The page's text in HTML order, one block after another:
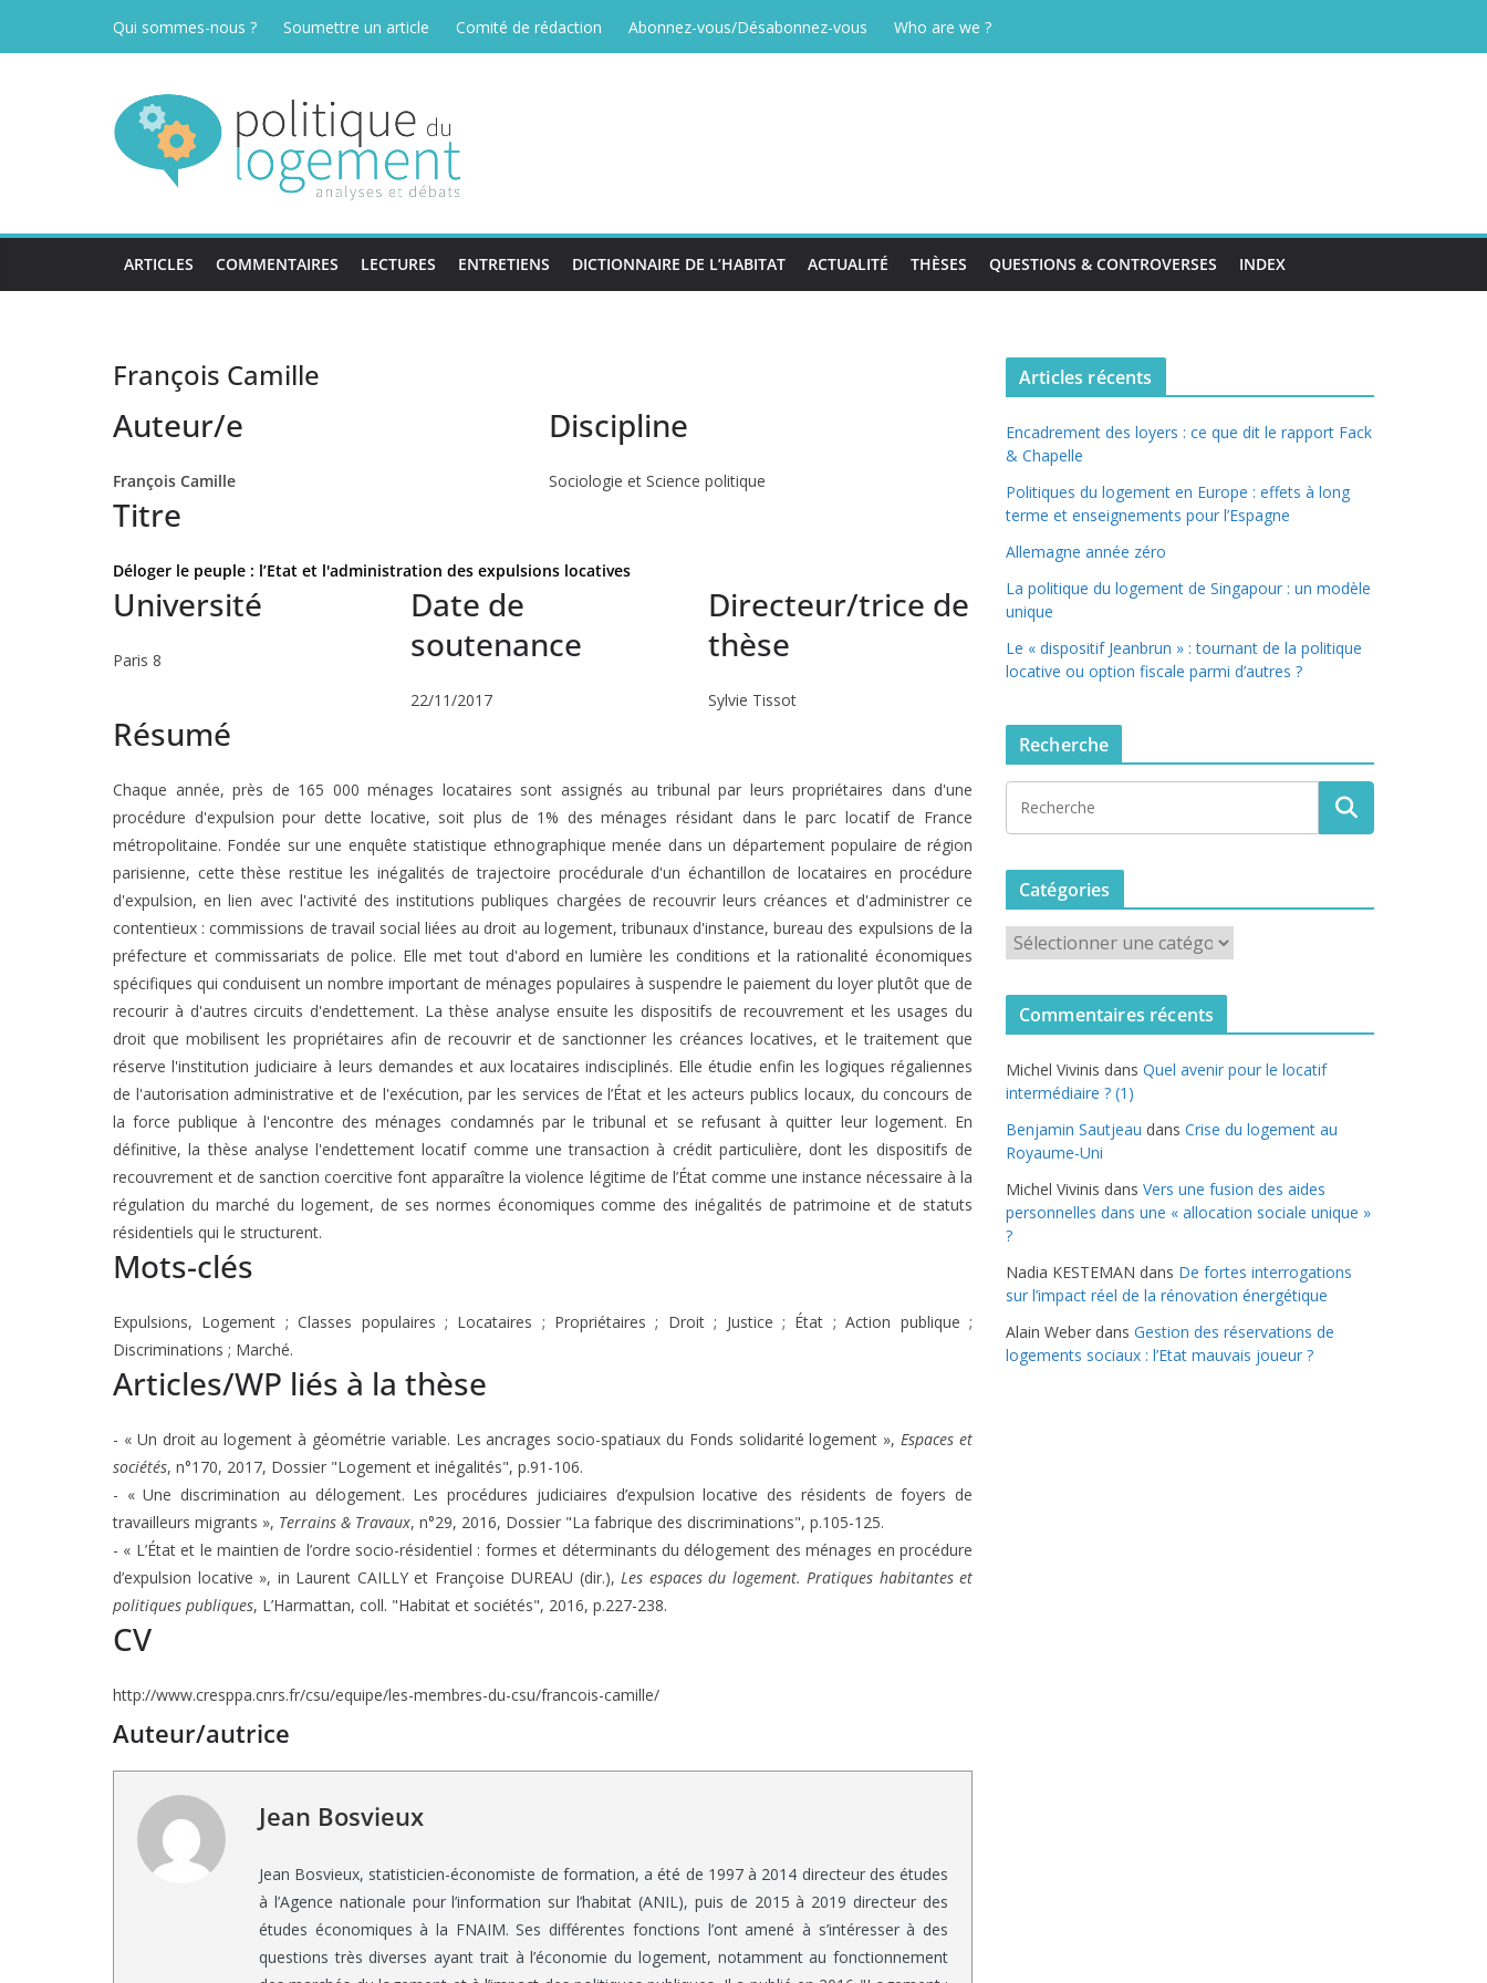
Qui sommes-nous ? Soumettre un article Comité de rédaction Abonnez-vous/Désabonnez-vous Who are we ?
ARTICLES COMMENTAIRES LECTURES ENTRETIENS DICTIONNAIRE DE L’HABITAT ACTUALITÉ THÈSES QUESTIONS & CONTROVERSES INDEX
François Camille
Auteur/e
François Camille
Discipline
Sociologie et Science politique
Titre
Déloger le peuple : l’Etat et l'administration des expulsions locatives
Université
Paris 8
Date de
soutenance
22/11/2017
Directeur/trice de
thèse
Sylvie Tissot
Résumé
Chaque année, près de 165 000 ménages locataires sont assignés au tribunal par leurs propriétaires dans d'une
procédure d'expulsion pour dette locative, soit plus de 1% des ménages résidant dans le parc locatif de France
métropolitaine. Fondée sur une enquête statistique ethnographique menée dans un département populaire de région
parisienne, cette thèse restitue les inégalités de trajectoire procédurale d'un échantillon de locataires en procédure
d'expulsion, en lien avec l'activité des institutions publiques chargées de recouvrir leurs créances et d'administrer ce
contentieux : commissions de travail social liées au droit au logement, tribunaux d'instance, bureau des expulsions de la
préfecture et commissariats de police. Elle met tout d'abord en lumière les conditions et la rationalité économiques
spécifiques qui conduisent un nombre important de ménages populaires à suspendre le paiement du loyer plutôt que de
recourir à d'autres circuits d'endettement. La thèse analyse ensuite les dispositifs de recouvrement et les usages du
droit que mobilisent les propriétaires afin de recouvrir et de sanctionner les créances locatives, et le traitement que
réserve l'institution judiciaire à leurs demandes et aux locataires indisciplinés. Elle étudie enfin les logiques régaliennes
de l'autorisation administrative et de l'exécution, par les services de l’État et les acteurs publics locaux, du concours de
la force publique à l'encontre des ménages condamnés par le tribunal et se refusant à quitter leur logement. En
définitive, la thèse analyse l'endettement locatif comme une transaction à crédit particulière, dont les dispositifs de
recouvrement et de sanction coercitive font apparaître la violence légitime de l’État comme une instance nécessaire à la
régulation du marché du logement, de ses normes économiques comme des inégalités de patrimoine et de statuts
résidentiels qui le structurent.
Mots-clés
Expulsions, Logement ; Classes populaires ; Locataires ; Propriétaires ; Droit ; Justice ; État ; Action publique ;
Discriminations ; Marché.
Articles/WP liés à la thèse
- « Un droit au logement à géométrie variable. Les ancrages socio-spatiaux du Fonds solidarité logement », Espaces et
sociétés, n°170, 2017, Dossier "Logement et inégalités", p.91-106.
- « Une discrimination au délogement. Les procédures judiciaires d’expulsion locative des résidents de foyers de
travailleurs migrants », Terrains & Travaux, n°29, 2016, Dossier "La fabrique des discriminations", p.105-125.
- « L’État et le maintien de l’ordre socio-résidentiel : formes et déterminants du délogement des ménages en procédure
d’expulsion locative », in Laurent CAILLY et Françoise DUREAU (dir.), Les espaces du logement. Pratiques habitantes et
politiques publiques, L’Harmattan, coll. "Habitat et sociétés", 2016, p.227-238.
CV
http://www.cresppa.cnrs.fr/csu/equipe/les-membres-du-csu/francois-camille/
Auteur/autrice
Jean Bosvieux
Jean Bosvieux, statisticien-économiste de formation, a été de 1997 à 2014 directeur des études
à l’Agence nationale pour l’information sur l’habitat (ANIL), puis de 2015 à 2019 directeur des
études économiques à la FNAIM. Ses différentes fonctions l’ont amené à s’intéresser à des
questions très diverses ayant trait à l’économie du logement, notamment au fonctionnement
Articles récents
Encadrement des loyers : ce que dit le rapport Fack
& Chapelle
Politiques du logement en Europe : effets à long
terme et enseignements pour l’Espagne
Allemagne année zéro
La politique du logement de Singapour : un modèle
unique
Le « dispositif Jeanbrun » : tournant de la politique
locative ou option fiscale parmi d’autres ?
Recherche
Catégories
a
t
o
r
i
e
s
Commentaires récents
Michel Vivinis dans Quel avenir pour le locatif
intermédiaire ? (1)
Benjamin Sautjeau dans Crise du logement au
Royaume-Uni
Michel Vivinis dans Vers une fusion des aides
personnelles dans une « allocation sociale unique »
?
Nadia KESTEMAN dans De fortes interrogations
sur l’impact réel de la rénovation énergétique
Alain Weber dans Gestion des réservations de
logements sociaux : l’Etat mauvais joueur ?